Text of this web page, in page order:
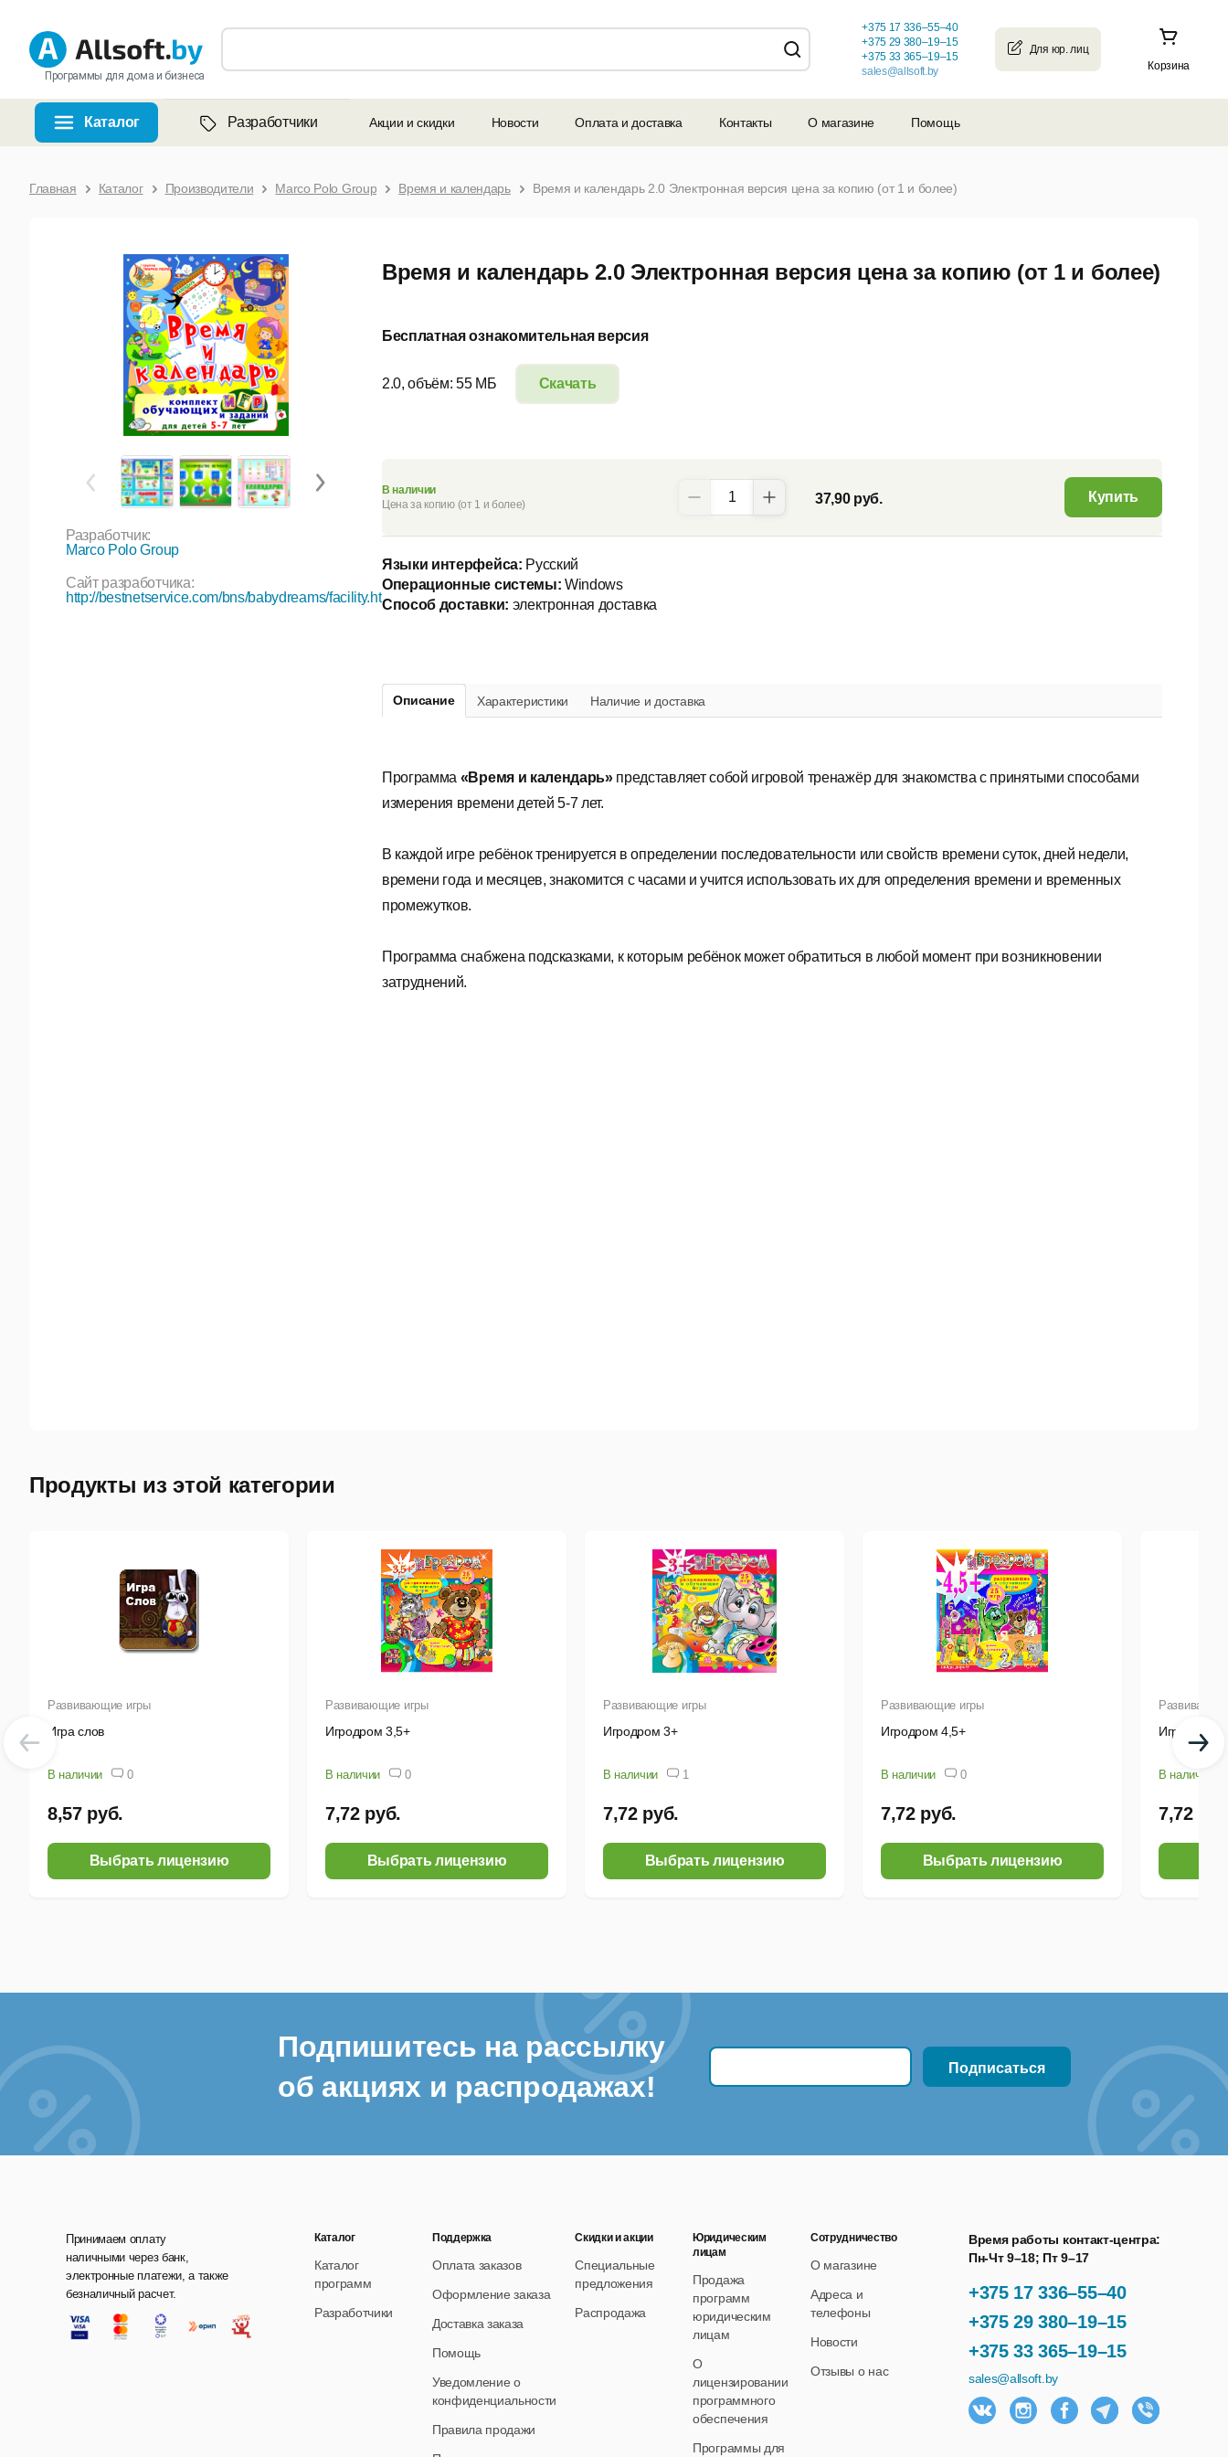
Программы для дома и бизнеса
Корзина
+375 17 336–55–40
+375 29 380–19–15
+375 33 365–19–15
sales@allsoft.by
Каталог Разработчики Акции и скидки Новости Оплата и доставка Контакты О магазине Помощь
Главная Каталог Производители Marco Polo Group Время и календарь Время и календарь 2.0 Электронная версия цена за копию (от 1 и более)
Время и календарь 2.0 Электронная версия цена за копию (от 1 и более)
Разработчик:
Marco Polo Group
Сайт разработчика:
http://bestnetservice.com/bns/babydreams/facility.htm
Бесплатная ознакомительная версия
Скачать
2.0, объём: 55 МБ
Описание Характеристики Наличие и доставка
Программа «Время и календарь»представляет собой игровой тренажёр для знакомства с принятыми способами
измерения времени детей 5-7 лет.
В каждой игре ребёнок тренируется в определении последовательности или свойств времени суток, дней недели,
времени года и месяцев, знакомится с часами и учится использовать их для определения времени и временных
промежутков.
Программа снабжена подсказками, к которым ребёнок может обратиться в любой момент при возникновении
затруднений.
В наличии
Цена за копию (от 1 и более)
37,90 руб. Купить
Языки интерфейса: Русский
Операционные системы: Windows
Способ доставки: электронная доставка
Продукты из этой категории
Развивающие игры
Игра слов
В наличии 0
8,57 руб.
Выбрать лицензию
Развивающие игры
Игродром 3,5+
В наличии 0
7,72 руб.
Выбрать лицензию
Развивающие игры
Игродром 3+
В наличии 1
7,72 руб.
Выбрать лицензию
Развивающие игры
Игродром 4,5+
В наличии 0
7,72 руб.
Выбрать лицензию
Игродром
В наличии
7,72
Подпишитесь на рассылку
об акциях и распродажах!
Принимаем оплату
наличными через банк,
электронные платежи, а также
безналичный расчет.
+375 17 336–55–40
+375 29 380–19–15
+375 33 365–19–15
Время работы контакт-центра:
Пн-Чт 9–18; Пт 9–17
sales@allsoft.by
Каталог
Каталог
программ
Разработчики
Поддержка
Оплата заказов
Оформление заказа
Доставка заказа
Помощь
Уведомление о
конфиденциальности
Правила продажи
Скидки и акции
Специальные
предложения
Распродажа
Юридическим
лицам
Продажа
программ
юридическим
лицам
О
лицензировании
программного
обеспечения
Программы для
Сотрудничество
О магазине
Адреса и
телефоны
Новости
Отзывы о нас